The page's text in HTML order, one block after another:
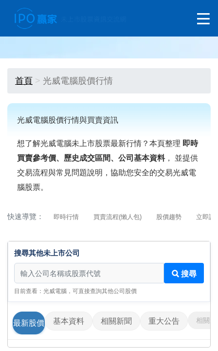
首頁 光威電腦股價行情
光威電腦股價行情與買賣資訊
想了解光威電腦未上市股票最新行情？本頁整理 即時
買賣參考價、歷史成交區間、公司基本資料， 並提供
交易流程與常見問題說明，協助您安全的交易光威電
腦股票。
快速導覽： 即時行情 買賣流程(懶人包) 股價趨勢 立即詢
搜尋其他未上市公司
搜尋其他未上市公司
搜尋
目前查看：光威電腦，可直接查詢其他公司股價
最新股價 基本資料 相關新聞 重大公告 相關影